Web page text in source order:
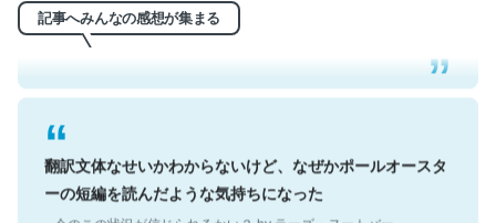
記事へみんなの感想が集まる
─今のこの状況が信じられるかい？ by ラーズ・ヌートバー
翻訳文体なせいかわからないけど、なぜかポールオースタ
ーの短編を読んだような気持ちになった
─今のこの状況が信じられるかい？ by ラーズ・ヌートバー